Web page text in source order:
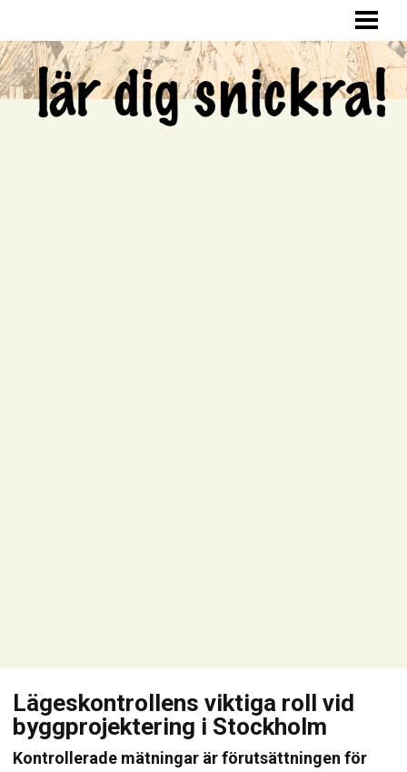
SNICKRA HEMMA
LAGA HÅL I VÄGGEN
Lägeskontrollens viktiga roll vid
byggprojektering i Stockholm
Kontrollerade mätningar är förutsättningen för